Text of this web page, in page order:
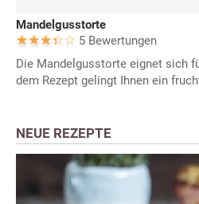
Mandelgusstorte
5 Bewertungen
Die Mandelgusstorte eignet sich
dem Rezept gelingt Ihnen ein
NEUE REZEPTE